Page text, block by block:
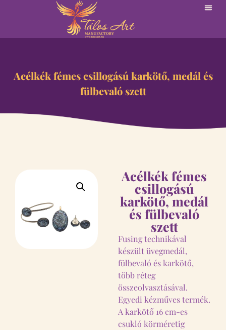
Acélkék fémes csillogású karkötő, medál és
fülbevaló szett
Acélkék fémes
csillogású
karkötő, medál
és fülbevaló
szett
Fusing technikával
készült üvegmedál,
fülbevaló és karkötő,
több réteg
összeolvasztásával.
Egyedi kézműves termék.
A karkötő 16 cm-es
csukló körméretig